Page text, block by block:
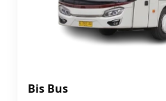
Bis Bus